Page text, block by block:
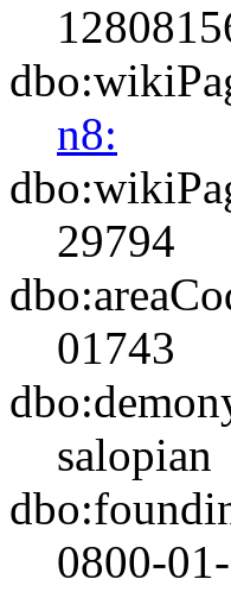
n8:
29794
01743
salopian
0800-